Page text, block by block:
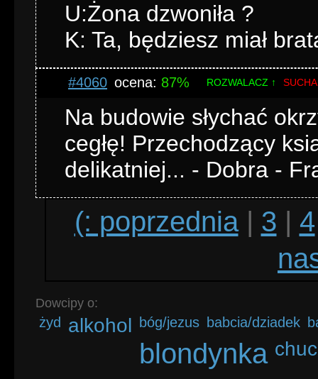
U:Żona dzwoniła ?
K: Ta, będziesz miał
#4060 ocena: 87% ROZWALACZ ↑
Na budowie słychać
cegłę! Przechodzący
delikatniej... - Dobra -
(: poprzednia| 3 | 4
Dowcipy o:
żyd alkohol bóg/jezus babcia/dziadek
blondynka